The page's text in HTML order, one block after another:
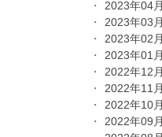
2023年04月
2023年03月
2023年02月
2023年01月
2022年12月
2022年11月
2022年10月
2022年09月